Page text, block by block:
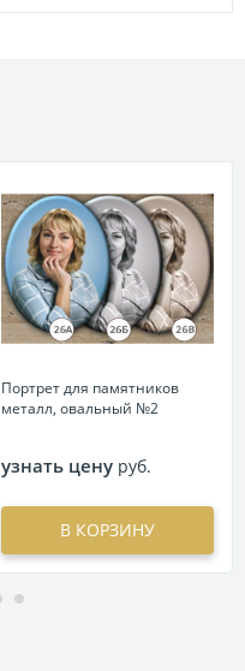
Портрет для памятников
металл, овальный №2
узнать цену руб.
В КОРЗИНУ